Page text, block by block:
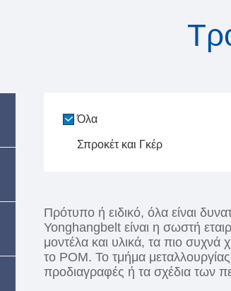
Όλα
Σπροκέτ και Γκέρ
Πρότυπο ή ειδικό, όλα είναι
Yonghangbelt είναι η σωστή
μοντέλα και υλικά, τα πιο συχνά
το POM. Το τμήμα
προδιαγραφές ή τα σχέδια των